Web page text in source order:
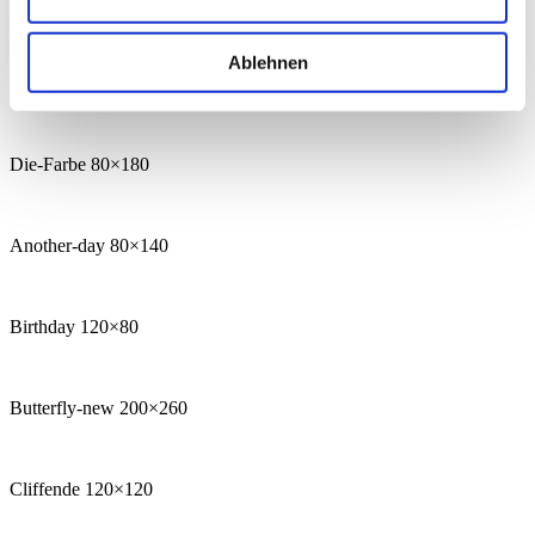
Ablehnen
Die-Farbe 80×180
Another-day 80×140
Birthday 120×80
Butterfly-new 200×260
Cliffende 120×120